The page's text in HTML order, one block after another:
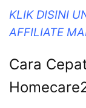
KLIK DISINI
AFFILIATE
Cara